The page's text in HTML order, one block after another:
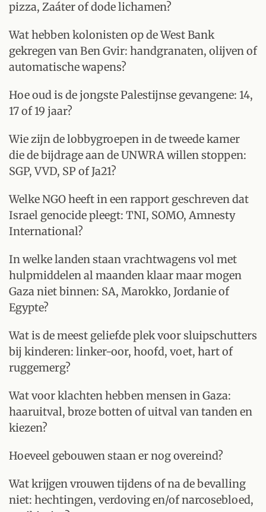
pizza, Zaáter of dode lichamen?
Wat hebben kolonisten op de West Bank
gekregen van Ben Gvir: handgranaten, olijven of
automatische wapens?
Hoe oud is de jongste Palestijnse gevangene: 14,
17 of 19 jaar?
Wie zijn de lobbygroepen in de tweede kamer
die de bijdrage aan de UNWRA willen stoppen:
SGP, VVD, SP of Ja21?
Welke NGO heeft in een rapport geschreven dat
Israel genocide pleegt: TNI, SOMO, Amnesty
International?
In welke landen staan vrachtwagens vol met
hulpmiddelen al maanden klaar maar mogen
Gaza niet binnen: SA, Marokko, Jordanie of
Egypte?
Wat is de meest geliefde plek voor sluipschutters
bij kinderen: linker-oor, hoofd, voet, hart of
ruggemerg?
Wat voor klachten hebben mensen in Gaza:
haaruitval, broze botten of uitval van tanden en
kiezen?
Hoeveel gebouwen staan er nog overeind?
Wat krijgen vrouwen tijdens of na de bevalling
niet: hechtingen, verdoving en/of narcosebloed,